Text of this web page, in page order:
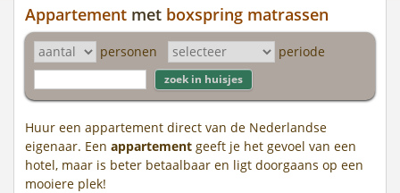
Appartement met boxspring matrassen
personen periode
Huur een appartement direct van de Nederlandse
eigenaar. Een appartement geeft je het gevoel van een
hotel, maar is beter betaalbaar en ligt doorgaans op een
mooiere plek!